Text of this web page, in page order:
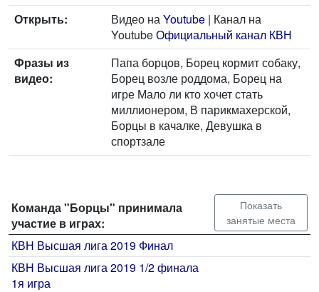
Открыть:
Видео на Youtube | Канал на
YoutubeОфициальный канал КВН
Фразы из
видео:
Папа борцов, Борец кормит собаку,
Борец возле роддома, Борец на
игре Мало ли кто хочет стать
миллионером, В парикмахерской,
Борцы в качалке, Девушка в
спортзале
Команда "Борцы" принимала
участие в играх:
Показать
занятые места
КВН Высшая лига 2019 Финал
КВН Высшая лига 2019 1/2 финала
1я игра